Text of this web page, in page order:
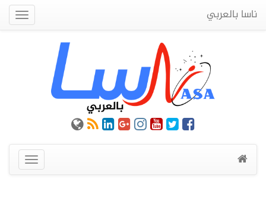
ناسا بالعربي
عرض
القائمة